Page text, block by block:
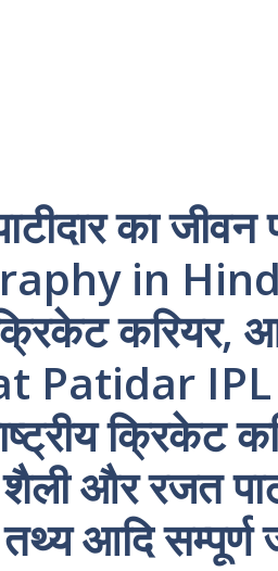
का
in
करियर,
Patidar
क्रिकेट
और रजत
आदि सम्पूर्ण